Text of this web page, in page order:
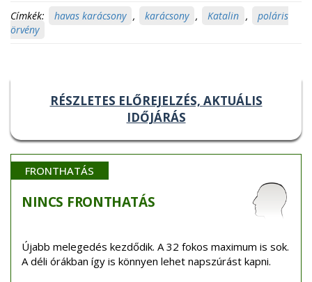
Címkék: havas karácsony , karácsony , Katalin ,
poláris
örvény
RÉSZLETES ELŐREJELZÉS, AKTUÁLIS
IDŐJÁRÁS
FRONTHATÁS
NINCS FRONTHATÁS
Újabb melegedés kezdődik. A 32 fokos maximum is sok.
A déli órákban így is könnyen lehet napszúrást kapni.